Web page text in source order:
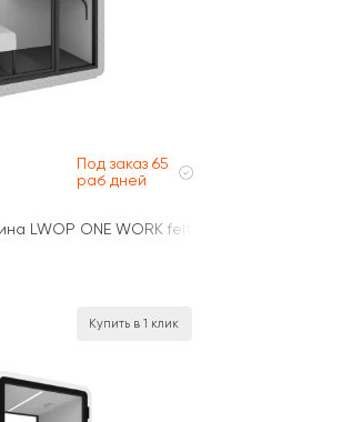
Под заказ 65
раб дней
LWOP ONE WORK felt
Купить в 1 клик